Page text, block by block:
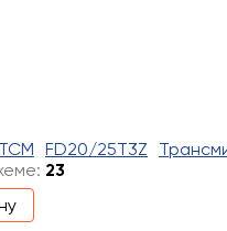
TCM FD20/25T3Z
23